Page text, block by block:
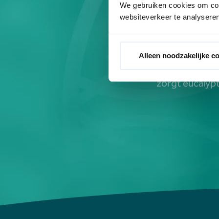
We gebruiken cookies om
websiteverkeer te
Alleen noodzakelijke
olie,
wensen?
zorgt